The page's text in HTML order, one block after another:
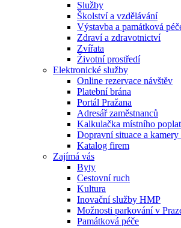
Služby
Školství a vzdělávání
Výstavba a památková
Zdraví a zdravotnictví
Zvířata
Životní prostředí
Elektronické služby
Online rezervace návštěv
Platební brána
Portál Pražana
Adresář zaměstnanců
Kalkulačka místního
Dopravní situace a
Katalog firem
Zajímá vás
Byty
Cestovní ruch
Kultura
Inovační služby HMP
Možnosti parkování v
Památková péče